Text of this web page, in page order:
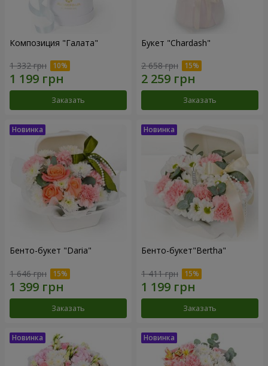
Композиция "Галата"
1 332 грн
Заказать
Букет "Chardash"
2 658 грн
Заказать
Бенто-букет "Daria"
1 646 грн
Заказать
Бенто-букет"Bertha"
1 411 грн
Заказать